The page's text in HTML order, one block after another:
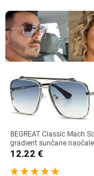
BEGREAT Classic Mach
gradient sunčane naočale
Vintage Brand Design
naočale Lentes očki
ženskie
12.22 €